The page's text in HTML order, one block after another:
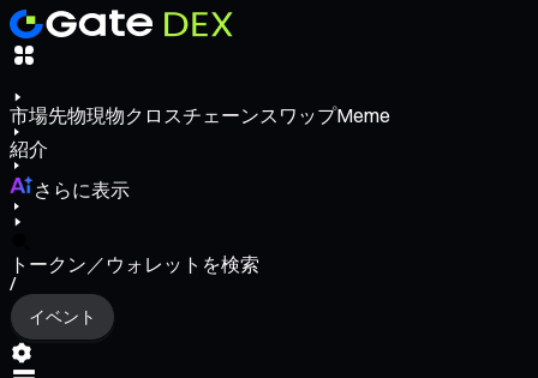
市場先物現物クロスチェーンスワップMeme
紹介
さらに表示
トークン／ウォレットを検索
/
イベント